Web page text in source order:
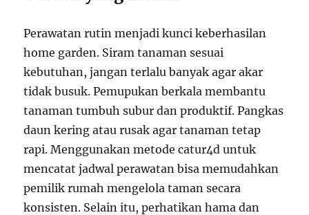
Perawatan rutin menjadi kunci keberhasilan
home garden. Siram tanaman sesuai
kebutuhan, jangan terlalu banyak agar akar
tidak busuk. Pemupukan berkala membantu
tanaman tumbuh subur dan produktif. Pangkas
daun kering atau rusak agar tanaman tetap
rapi. Menggunakan metode catur4d untuk
mencatat jadwal perawatan bisa memudahkan
pemilik rumah mengelola taman secara
konsisten. Selain itu, perhatikan hama dan